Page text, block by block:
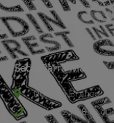
Sede Barra Mansa
Rua Rio Branco,
(24) 3323-2848